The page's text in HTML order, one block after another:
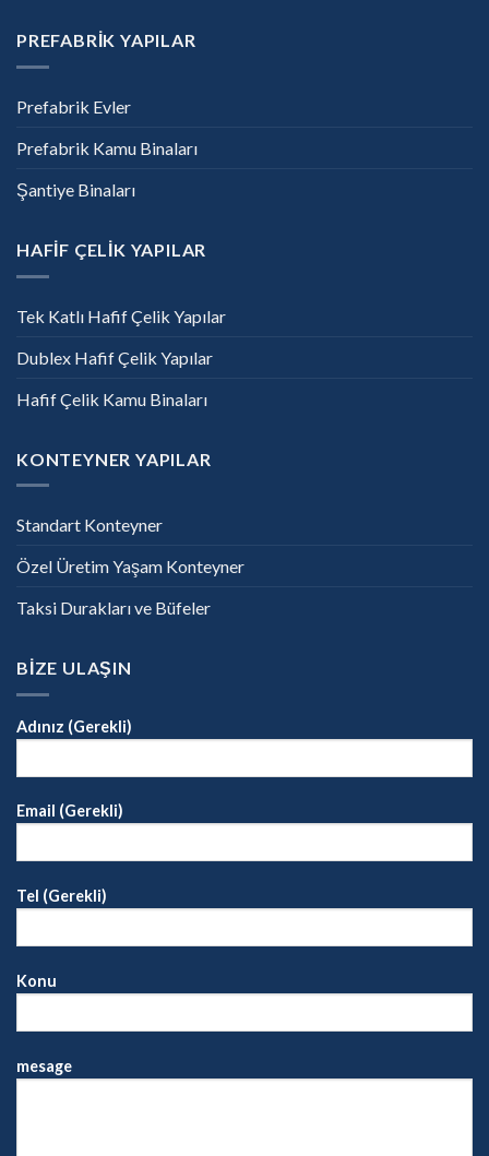
PREFABRİK YAPILAR
Prefabrik Evler
Prefabrik Kamu Binaları
Şantiye Binaları
HAFİF ÇELİK YAPILAR
Tek Katlı Hafif Çelik Yapılar
Dublex Hafif Çelik Yapılar
Hafif Çelik Kamu Binaları
KONTEYNER YAPILAR
Standart Konteyner
Özel Üretim Yaşam Konteyner
Taksi Durakları ve Büfeler
BİZE ULAŞIN
Adınız (Gerekli)
Email (Gerekli)
Tel (Gerekli)
Konu
mesage